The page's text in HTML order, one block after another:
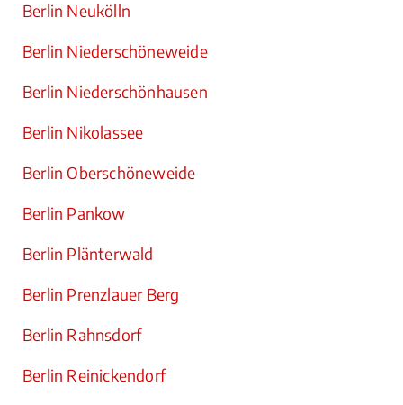
Berlin Neukölln
Berlin Niederschöneweide
Berlin Niederschönhausen
Berlin Nikolassee
Berlin Oberschöneweide
Berlin Pankow
Berlin Plänterwald
Berlin Prenzlauer Berg
Berlin Rahnsdorf
Berlin Reinickendorf